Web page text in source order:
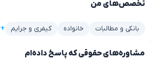
تخصص‌های من
بانکی و مطالبات خانواده کیفری و جرایم +۲ مورد دیگر
مشاوره‌های حقوقی که پاسخ داده‌ام